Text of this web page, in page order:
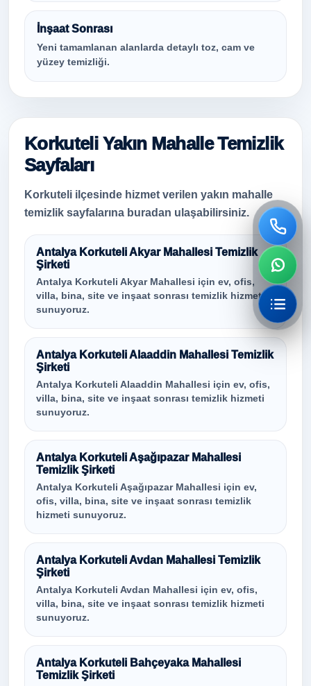
İnşaat Sonrası
Yeni tamamlanan alanlarda detaylı toz, cam ve
yüzey temizliği.
Korkuteli Yakın Mahalle Temizlik
Sayfaları
Korkuteli ilçesinde hizmet verilen yakın mahalle
temizlik sayfalarına buradan ulaşabilirsiniz.
Antalya Korkuteli Akyar Mahallesi Temizlik
Şirketi
Antalya Korkuteli Akyar Mahallesi için ev, ofis,
villa, bina, site ve inşaat sonrası temizlik hizmeti
sunuyoruz.
Antalya Korkuteli Alaaddin Mahallesi Temizlik
Şirketi
Antalya Korkuteli Alaaddin Mahallesi için ev, ofis,
villa, bina, site ve inşaat sonrası temizlik hizmeti
sunuyoruz.
Antalya Korkuteli Aşağıpazar Mahallesi
Temizlik Şirketi
Antalya Korkuteli Aşağıpazar Mahallesi için ev,
ofis, villa, bina, site ve inşaat sonrası temizlik
hizmeti sunuyoruz.
Antalya Korkuteli Avdan Mahallesi Temizlik
Şirketi
Antalya Korkuteli Avdan Mahallesi için ev, ofis,
villa, bina, site ve inşaat sonrası temizlik hizmeti
sunuyoruz.
Antalya Korkuteli Bahçeyaka Mahallesi
Temizlik Şirketi